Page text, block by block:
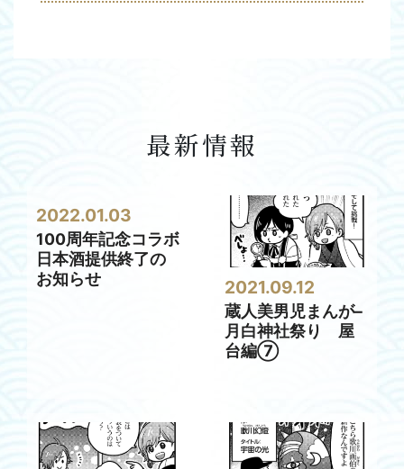
最新情報
2022.01.03
100周年記念コラボ
日本酒提供終了の
お知らせ
2021.09.12
蔵人美男児まんが–
月白神社祭り 屋
台編⑦